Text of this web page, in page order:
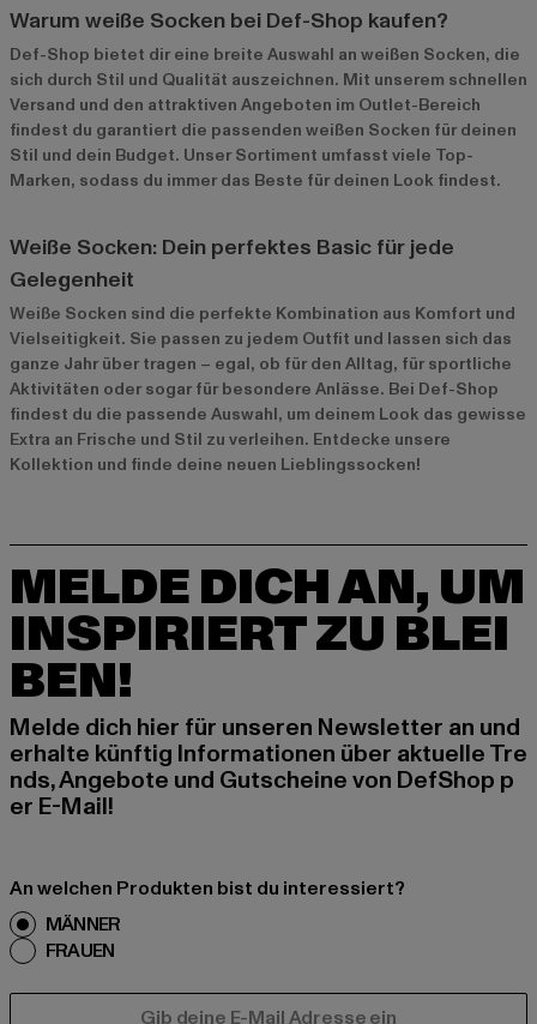
Warum weiße Socken bei Def-Shop kaufen?
Def-Shop bietet dir eine breite Auswahl an weißen Socken, die
sich durch Stil und Qualität auszeichnen. Mit unserem schnellen
Versand und den attraktiven Angeboten im Outlet-Bereich
findest du garantiert die passenden weißen Socken für deinen
Stil und dein Budget. Unser Sortiment umfasst viele Top-
Marken, sodass du immer das Beste für deinen Look findest.
Weiße Socken: Dein perfektes Basic für jede
Gelegenheit
Weiße Socken sind die perfekte Kombination aus Komfort und
Vielseitigkeit. Sie passen zu jedem Outfit und lassen sich das
ganze Jahr über tragen – egal, ob für den Alltag, für sportliche
Aktivitäten oder sogar für besondere Anlässe. Bei Def-Shop
findest du die passende Auswahl, um deinem Look das gewisse
Extra an Frische und Stil zu verleihen. Entdecke unsere
Kollektion und finde deine neuen Lieblingssocken!
MELDE DICH AN, UM
INSPIRIERT ZU BLEI
BEN!
Melde dich hier für unseren Newsletter an und
erhalte künftig Informationen über aktuelle Tre
nds, Angebote und Gutscheine von DefShop p
er E-Mail!
An welchen Produkten bist du interessiert?
MÄNNER
FRAUEN